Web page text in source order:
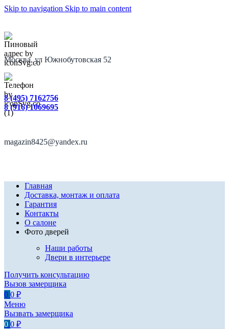
Skip to navigation Skip to main content
Москва, ул Южнобутовская 52
8 (495) 7162756
8 (916) 1069695
magazin8425@yandex.ru
Главная
Доставка, монтаж и оплата
Гарантия
Контакты
О салоне
Фото дверей
Наши работы
Двери в интерьере
Получить консультацию
Вызов замерщика
0 0 ₽
Меню
Вызвать замерщика
0 0 ₽